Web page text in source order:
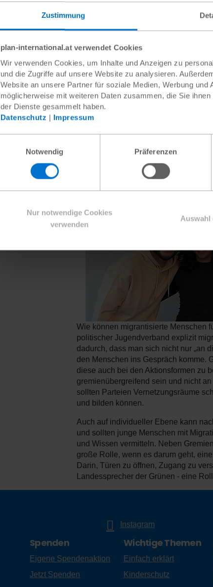
Zustimmung
plan-international.at verwendet Cookies
Wir verwenden Cookies, um Inhalte und Anzeigen zu
und die Zugriffe auf unsere Website zu analysieren.
Website an unsere Partner für soziale Medien, Werbung
möglicherweise mit weiteren Daten zusammen, die Sie
der Dienste gesammelt haben.
Datenschutz | Impressum
Notwendig
Präferenzen
Nur notwendige Cookies
verwenden
Auswahl
besten kann. Antirassismus.“ Das sei
Migrationsgeschichte wirklich Politik
Andersherum gelte das aber
ohne Migrationsbiographie oft Angst,
unsensibel zu sein - deswegen
Schreibtisch der Betroffenen. Über
eine breitere Repräsentanz sei ein
Vorstellung: Wenn man als nicht
nicht nur seine eigenen
Menschen mit Migrationsbiographie
Eine weitere Hürde sind laut Berkay
Sprache und sozialen Codes
Sozialisation oft undurchsichtig und
Räume weniger ausschließend zu
so Berkay, seien nicht etwa
Wie können migrantisierte Menschen
politischer Jugendverband explizit
dadurch, dass man sich nicht nur „an
den Menschen ins Gespräch komme.
diese auch bei den Aktionsformen zu
gremienübergreifend sein und nicht
sollten Parteien Vernetzungsräume
und bilden können.
Auch auf individueller Ebene kann
und sollten junge Menschen mit
und Wissen vermitteln. Neben
große Rolle, wenn es darum geht,
Darin, Türen zu öffnen, Zugang zu
Landessprecher der Grünen - eine
Instagram
Spenden
Eigene Spendenaktion
Jetzt Spenden
Wichtige Themen
Einfach erklärt
Kinderschutz